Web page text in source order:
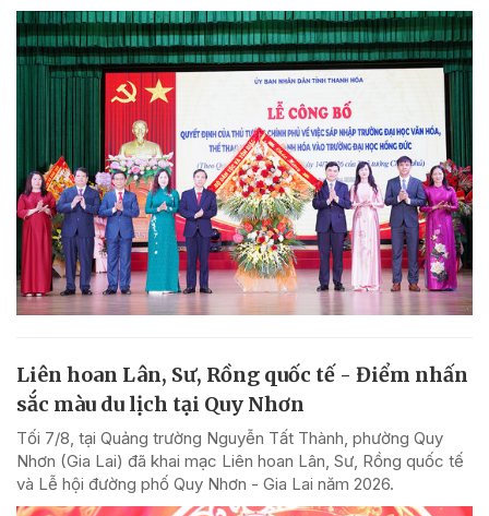
Liên hoan Lân, Sư, Rồng quốc tế - Điểm nhấn
sắc màu du lịch tại Quy Nhơn
Tối 7/8, tại Quảng trường Nguyễn Tất Thành, phường Quy
Nhơn (Gia Lai) đã khai mạc Liên hoan Lân, Sư, Rồng quốc tế
và Lễ hội đường phố Quy Nhơn - Gia Lai năm 2026.